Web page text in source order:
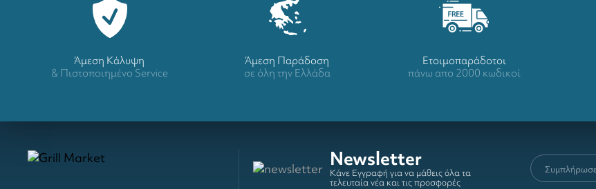
Άμεση Κάλυψη
& Πιστοποιημένο Service
Άμεση Παράδοση
σε όλη την Ελλάδα
Ετοιμοπαράδοτοι
πάνω απο 2000 κωδικοί
Newsletter
Κάνε Εγγραφή για να μάθεις όλα τα
τελευταία νέα και τις προσφορές